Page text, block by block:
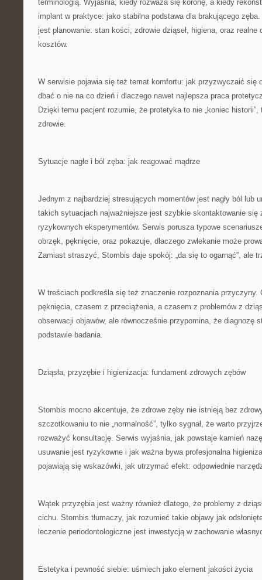
terminologią. Wyjaśnia, kiedy rozważa się koronę, a kiedy
implant w praktyce: jako stabilna podstawa dla brakującego
jest planowanie: stan kości, zdrowie dziąseł, higiena, oraz
kosztów.
W serwisie pojawia się też temat komfortu: jak przyzwyczaić się
dbać o nie na co dzień i dlaczego nawet najlepsza praca
Dzięki temu pacjent rozumie, że protetyka to nie „koniec
zdrowie.
Sytuacje nagłe i ból zęba: jak reagować mądrze
Jednym z najbardziej stresujących momentów jest nagły ból lub
takich sytuacjach najważniejsze jest szybkie skontaktowanie się
ryzykownych eksperymentów. Serwis porusza typowe
obrzęk, pęknięcie, oraz pokazuje, dlaczego zwlekanie może
Zamiast straszyć, Stombis daje spokój: „da się to ogarnąć”, ale
W treściach podkreśla się też znaczenie rozpoznania przyczyny.
pęknięcia, czasem z przeciążenia, a czasem z problemów z
obserwacji objawów, ale równocześnie przypomina, że diagnozę
podstawie badania.
Dziąsła, przyzębie i higienizacja: fundament zdrowych zębów
Stombis mocno akcentuje, że zdrowe zęby nie istnieją bez
szczotkowaniu to nie „normalność”, tylko sygnał, że warto
rozważyć konsultację. Serwis wyjaśnia, jak powstaje kamień
usuwanie jest ryzykowne i jak ważna bywa profesjonalna
pojawiają się wskazówki, jak utrzymać efekt: odpowiednie
Wątek przyzębia jest ważny również dlatego, że problemy z
cichu. Stombis tłumaczy, jak rozumieć takie objawy jak
leczenie periodontologiczne jest inwestycją w zachowanie
Estetyka i pewność siebie: uśmiech jako element jakości życia